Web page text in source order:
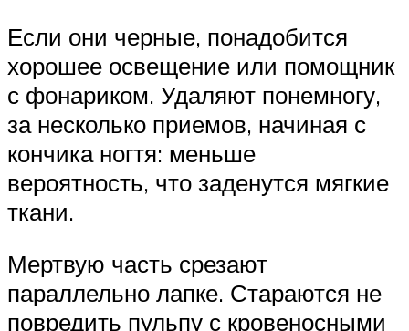
Если они черные, понадобится
хорошее освещение или помощник
с фонариком. Удаляют понемногу,
за несколько приемов, начиная с
кончика ногтя: меньше
вероятность, что заденутся мягкие
ткани.
Мертвую часть срезают
параллельно лапке. Стараются не
повредить пульпу с кровеносными